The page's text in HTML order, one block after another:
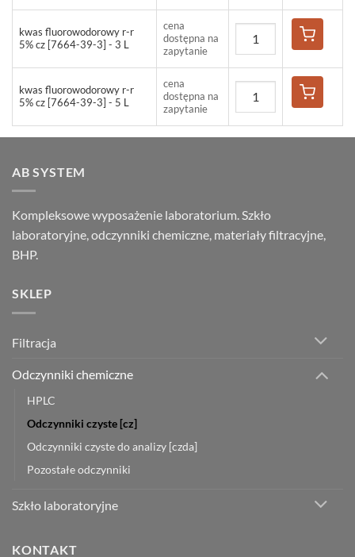
kwas fluorowodorowy r-r
5% cz [7664-39-3] - 3 L
cena
dostępna na
zapytanie
kwas fluorowodorowy r-r
5% cz [7664-39-3] - 5 L
cena
dostępna na
zapytanie
AB SYSTEM
Kompleksowe wyposażenie laboratorium. Szkło
laboratoryjne, odczynniki chemiczne, materiały filtracyjne,
BHP.
SKLEP
Filtracja
Odczynniki chemiczne
HPLC
Odczynniki czyste [cz]
Odczynniki czyste do analizy [czda]
Pozostałe odczynniki
Szkło laboratoryjne
KONTAKT